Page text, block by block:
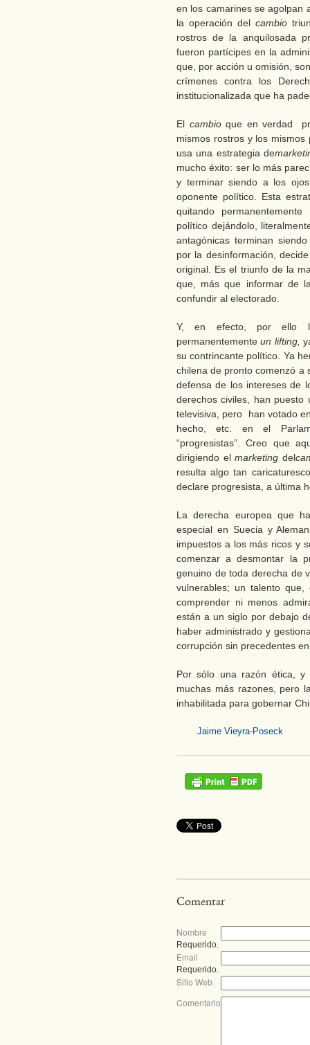
en los camarines se agolpan
la operación delcambio
rostros de la anquilosada
fueron partícipes en la
que, por acción u omisión,
crímenes contra los
institucionalizada que ha
El cambioque en verdad
mismos rostros y los
usa una estrategia de
mucho éxito: ser lo más
y terminar siendo a los
oponente político. Esta
quitando
político dejándolo,
antagónicas terminan
por la desinformación,
original. Es el triunfo de la
que, más que informar de
confundir al electorado.
Y, en efecto, por
permanentemente un lifting,
su contrincante político. Ya
chilena de pronto comenzó a
defensa de los intereses de
derechos civiles, han
televisiva, pero han votado
hecho, etc. en el
“progresistas”. Creo que
dirigiendo elmarketing del
resulta algo tan
declare progresista, a última
La derecha europea que
especial en Suecia y
impuestos a los más ricos y
comenzar a desmontar la
genuino de toda derecha de
vulnerables; un talento
comprender ni menos
están a un siglo por debajo
haber administrado y
corrupción sin precedentes
Por sólo una razón ética, y
muchas más razones, pero
inhabilitada para gobernar
Jaime Vieyra-Poseck
Comentar
Nombre
Requerido.
Email
Requerido.
Sitio Web
Comentario